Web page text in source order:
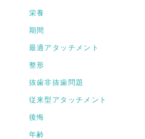
栄養
期間
最適アタッチメント
整形
抜歯非抜歯問題
従来型アタッチメント
後悔
年齢